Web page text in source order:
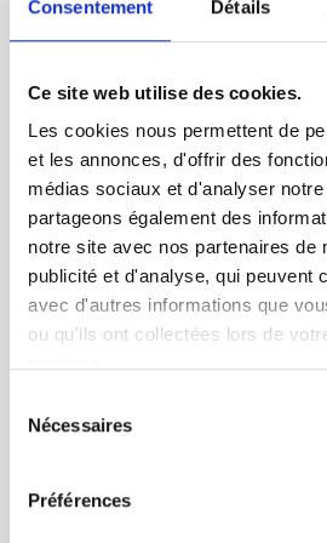
Consentement Détails
Ce site web utilise des cookies.
Les cookies nous permettent de
et les annonces, d'offrir des
médias sociaux et d'analyser
partageons également des
notre site avec nos partenaires de
publicité et d'analyse, qui peuvent
avec d'autres informations que
ou qu'ils ont collectées lors de
Nécessaires
Préférences
Ce visa permet de
temporaire aux Etats-Unis.
durée du visa H1B est de 3
résider également sur le
revanche il ne leur accorde
travailler. Mais l’avantage
trouve ailleurs : il vous offre la
déposer une demande de
Le Visa O1
Ce visa est réservé aux
domaine tel que les arts, le
professionnels dont la réussite